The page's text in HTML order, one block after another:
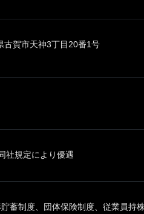
賀市天神3丁目20番1号
社規定により優遇
蓄制度、団体保険制度、従業員持